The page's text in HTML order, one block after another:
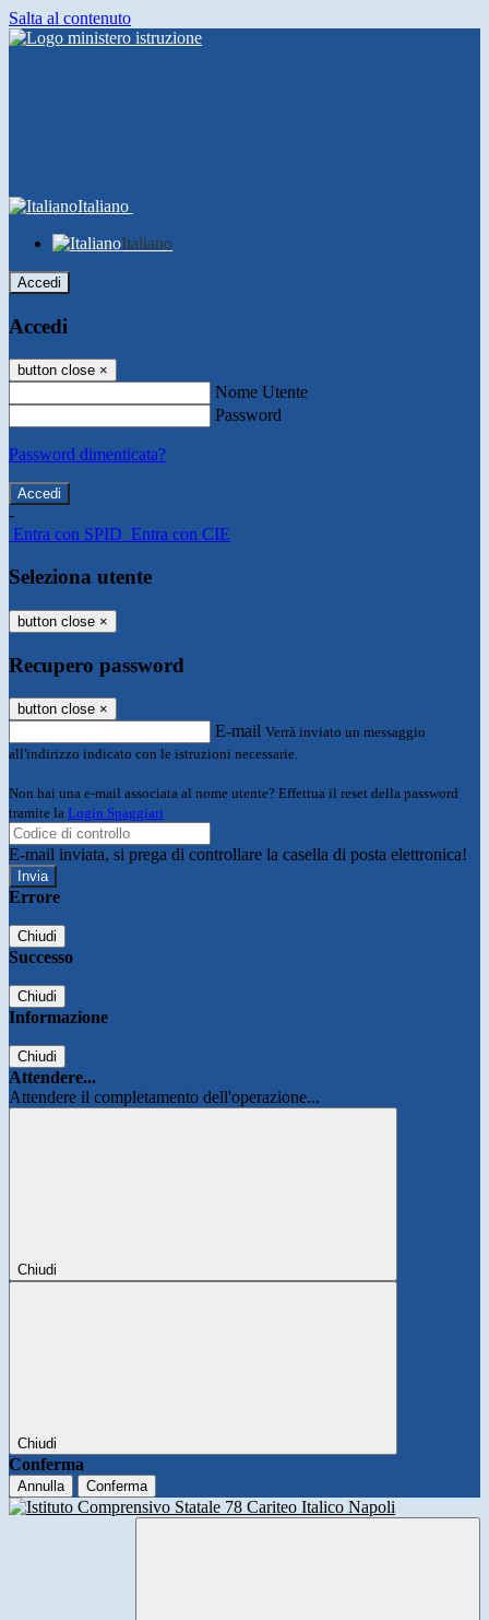
Salta al contenuto
Italiano
Italiano
Accedi
Accedi
button close ×
Nome Utente
Password
Password dimenticata?
-
Entra con SPID Entra con CIE
Seleziona utente
button close ×
Recupero password
button close ×
E-mail Verrà inviato un messaggio
all'indirizzo indicato con le istruzioni necessarie.
Non hai una e-mail associata al nome utente? Effettua il reset della password
tramite la Login Spaggiari
E-mail inviata, si prega di controllare la casella di posta elettronica!
Errore
Chiudi
Successo
Chiudi
Informazione
Chiudi
Attendere...
Attendere il completamento dell'operazione...
Chiudi
Chiudi
Conferma
Annulla Conferma